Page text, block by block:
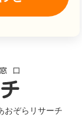
おぞらリサーチ